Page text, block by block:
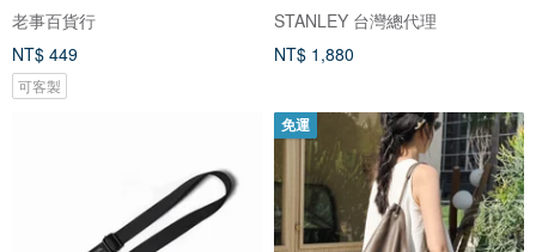
老事百貨行
NT$ 449
可客製
STANLEY 台灣總代理
NT$ 1,880
免運